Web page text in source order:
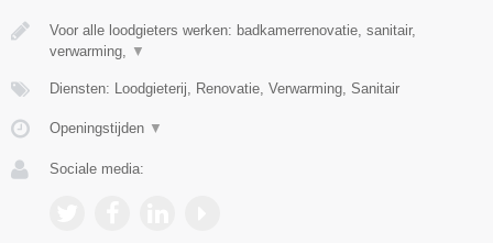
Voor alle loodgieters werken: badkamerrenovatie, sanitair,
verwarming,
▼
Diensten: Loodgieterij, Renovatie, Verwarming, Sanitair
Openingstijden ▼
Sociale media: